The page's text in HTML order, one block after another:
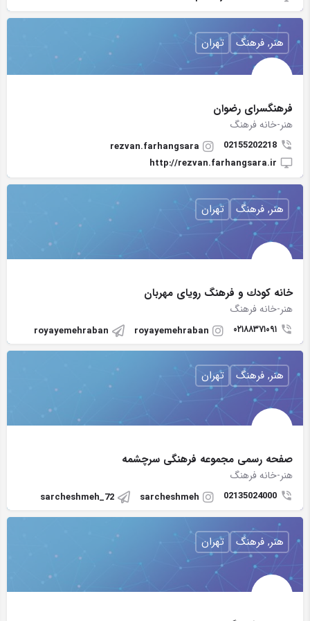
فرهنگسرای رضوان
هنر-خانه فرهنگ
02155202218
rezvan.farhangsara
http://rezvan.farhangsara.ir
هنر, فرهنگ تهران
خانه كودك و فرهنگ روياى مهربان
هنر-خانه فرهنگ
۰۲۱۸۸۳۷۱۰۹۱ royayemehraban
royayemehraban
هنر, فرهنگ تهران
صفحه رسمی مجموعه فرهنگی سرچشمه
هنر-خانه فرهنگ
02135024000
sarcheshmeh
sarcheshmeh_72
هنر, فرهنگ تهران
هنر, فرهنگ تهران